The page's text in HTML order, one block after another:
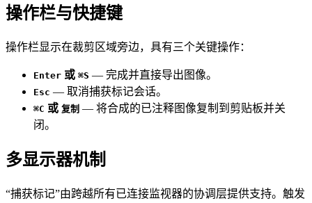
操作栏与快捷键
操作栏显示在裁剪区域旁边，具有三个关键操作：
Enter 或 ⌘S — 完成并直接导出图像。
Esc — 取消捕获标记会话。
⌘C 或 复制 — 将合成的已注释图像复制到剪贴板并关
闭。
多显示器机制
“捕获标记”由跨越所有已连接监视器的协调层提供支持。触发